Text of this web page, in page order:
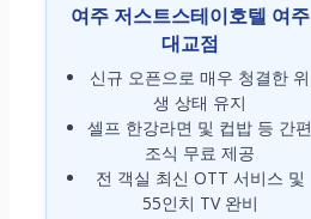
여주 저스트스테이호텔 여주
대교점
신규 오픈으로 매우 청결한 위
생 상태 유지
셀프 한강라면 및 컵밥 등 간편
조식 무료 제공
전 객실 최신 OTT 서비스 및
55인치 TV 완비